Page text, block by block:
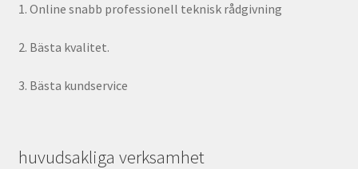
1. Online snabb professionell teknisk rådgivning
2. Bästa kvalitet.
3. Bästa kundservice
huvudsakliga verksamhet